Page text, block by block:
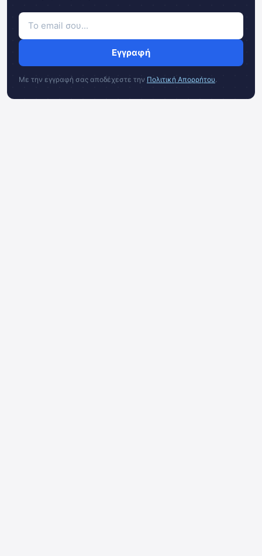
Εγγραφή
Με την εγγραφή σας αποδέχεστε την Πολιτική Απορρήτου.